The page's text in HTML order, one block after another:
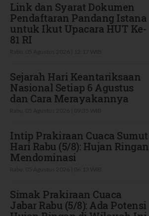
Link dan Syarat Dokumen
Pendaftaran Pandang Istana
untuk Ikut Upacara HUT Ke-
81 RI
Sejarah Hari Keantariksaan
Nasional Setiap 6 Agustus
dan Cara Merayakannya
Intip Prakiraan Cuaca Sumut
Hari Rabu (5/8): Hujan Ringan
Mendominasi
Simak Prakiraan Cuaca
Jabar Rabu (5/8): Ada Potensi